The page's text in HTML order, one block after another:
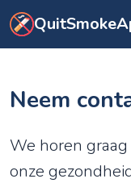
Ga naar hoofdinhoud
Neem
We horen
onze